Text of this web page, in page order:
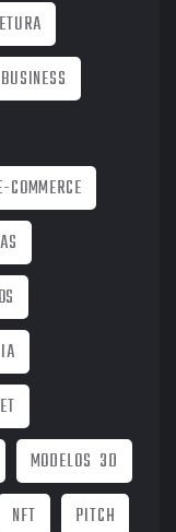
BUSINESS
COMMERCE
IA
MODELOS 3D
NFT
PITCH